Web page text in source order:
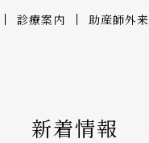
診療案内 助産師外来
新着情報